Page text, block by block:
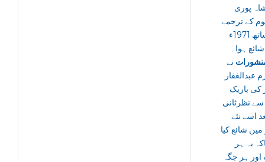
شاہ پوری
کے ترجمے
کے ساتھ 1971ء
ہوا۔
نے
عبدالغفار
کی باریک
سے نظرثانی
اسے نئے
میں شائع کیا
یہ ہر
ہر جگہ